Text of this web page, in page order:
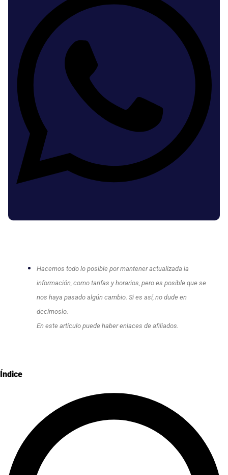
Hacemos todo lo posible por mantener actualizada la
información, como tarifas y horarios, pero es posible que se
nos haya pasado algún cambio. Si es así, no dude en
decírnoslo.
En este artículo puede haber enlaces de afiliados.
Índice